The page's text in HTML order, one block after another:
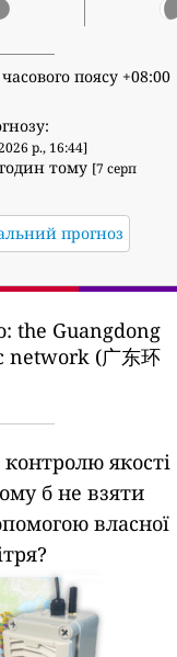
поясу +08:00
р., 16:44]
тому [7 серп
прогноз
the Guangdong
(广东环
якості
б не взяти
власної